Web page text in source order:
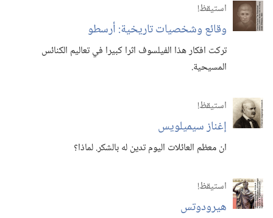
استيقظ‏!‏
وقائع وشخصيات تاريخية:‏ أرسطو
تركت افكار هذا الفيلسوف اثرا كبيرا في تعاليم الكنائس
المسيحية.‏
استيقظ‏!‏
إغناز سيميلويس
ان معظم العائلات اليوم تدين له بالشكر.‏ لماذا؟‏
استيقظ‏!‏
هيرودوتس